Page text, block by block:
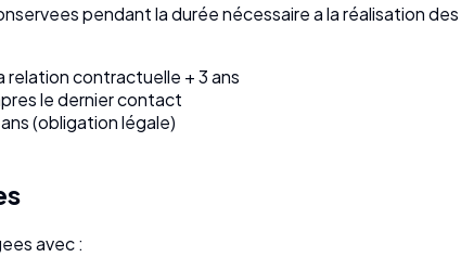
pendant la durée nécessaire a la réalisation
relation contractuelle + 3 ans
le dernier contact
(obligation légale)
avec :